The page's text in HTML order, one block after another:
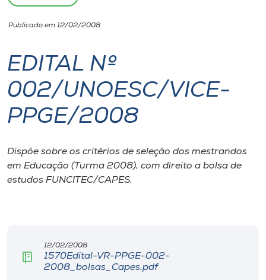
Unoesc
Internacionalização
I.nova
Cultura
Editora
Publicado em 12/02/2008
EDITAL Nº
002/UNOESC/VICE-
PPGE/2008
Dispõe sobre os critérios de seleção dos mestrandos
em Educação (Turma 2008), com direito a bolsa de
estudos FUNCITEC/CAPES.
12/02/2008
1570Edital-VR-PPGE-002-
2008_bolsas_Capes.pdf